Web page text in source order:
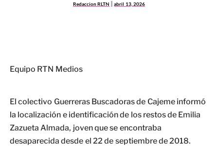
Redaccion RLTN abril 13, 2026
Equipo RTN Medios
El colectivo Guerreras Buscadoras de Cajeme informó
la localización e identificación de los restos de Emilia
Zazueta Almada, joven que se encontraba
desaparecida desde el 22 de septiembre de 2018.